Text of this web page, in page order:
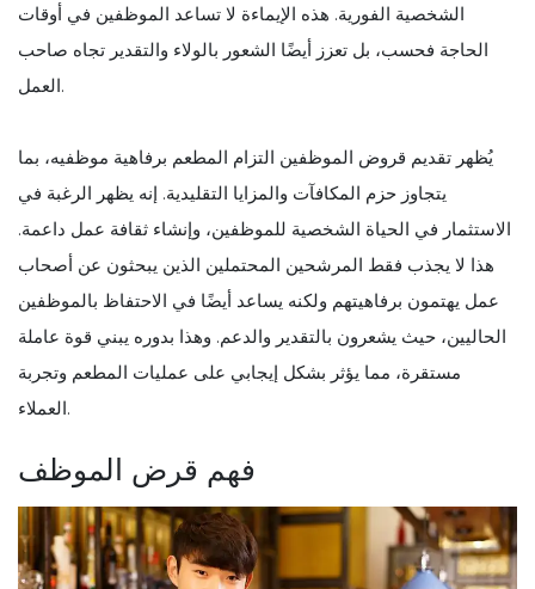
الشخصية الفورية. هذه الإيماءة لا تساعد الموظفين في أوقات
الحاجة فحسب، بل تعزز أيضًا الشعور بالولاء والتقدير تجاه صاحب
العمل.
يُظهر تقديم قروض الموظفين التزام المطعم برفاهية موظفيه، بما
يتجاوز حزم المكافآت والمزايا التقليدية. إنه يظهر الرغبة في
الاستثمار في الحياة الشخصية للموظفين، وإنشاء ثقافة عمل داعمة.
هذا لا يجذب فقط المرشحين المحتملين الذين يبحثون عن أصحاب
عمل يهتمون برفاهيتهم ولكنه يساعد أيضًا في الاحتفاظ بالموظفين
الحاليين، حيث يشعرون بالتقدير والدعم. وهذا بدوره يبني قوة عاملة
مستقرة، مما يؤثر بشكل إيجابي على عمليات المطعم وتجربة
العملاء.
فهم قرض الموظف